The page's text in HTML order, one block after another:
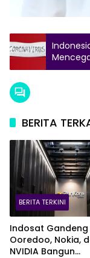
BERITA
BERITA TERKINI
Indosat Gandeng
Ooredoo, Nokia,
NVIDIA Bangun